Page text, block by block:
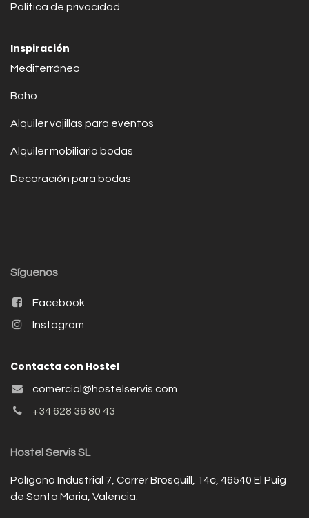
Política de privacidad
Inspiración
Mediterráneo
Boho
Alquiler vajillas para eventos
Alquiler mobiliario bodas
Decoración para bodas
Síguenos
Facebook
Instagram
Contacta con Hostel
comercial@hostelservis.com
+34 628 36 80 43
Hostel Servis SL
Polígono Industrial 7, Carrer Brosquill, 14c, 46540 El Puig
de Santa Maria, Valencia.